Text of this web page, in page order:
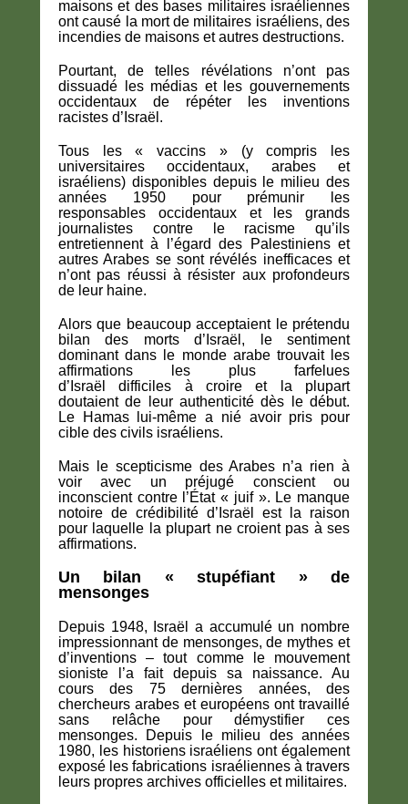
maisons et des bases militaires israéliennes
ont causé la mort de militaires israéliens, des
incendies de maisons et autres destructions.
Pourtant, de telles révélations n’ont pas
dissuadé les médias et les gouvernements
occidentaux de répéter les inventions
racistes d’Israël.
Tous les « vaccins » (y compris les
universitaires occidentaux, arabes et
israéliens) disponibles depuis le milieu des
années 1950 pour prémunir les
responsables occidentaux et les grands
journalistes contre le racisme qu’ils
entretiennent à l’égard des Palestiniens et
autres Arabes se sont révélés inefficaces et
n’ont pas réussi à résister aux profondeurs
de leur haine.
Alors que beaucoup acceptaient le prétendu
bilan des morts d’Israël, le sentiment
dominant dans le monde arabe trouvait les
affirmations les plus farfelues
d’Israël difficiles à croire et la plupart
doutaient de leur authenticité dès le début.
Le Hamas lui-même a nié avoir pris pour
cible des civils israéliens.
Mais le scepticisme des Arabes n’a rien à
voir avec un préjugé conscient ou
inconscient contre l’État « juif ». Le manque
notoire de crédibilité d’Israël est la raison
pour laquelle la plupart ne croient pas à ses
affirmations.
Un bilan « stupéfiant » de
mensonges
Depuis 1948, Israël a accumulé un nombre
impressionnant de mensonges, de mythes et
d’inventions – tout comme le mouvement
sioniste l’a fait depuis sa naissance. Au
cours des 75 dernières années, des
chercheurs arabes et européens ont travaillé
sans relâche pour démystifier ces
mensonges. Depuis le milieu des années
1980, les historiens israéliens ont également
exposé les fabrications israéliennes à travers
leurs propres archives officielles et militaires.